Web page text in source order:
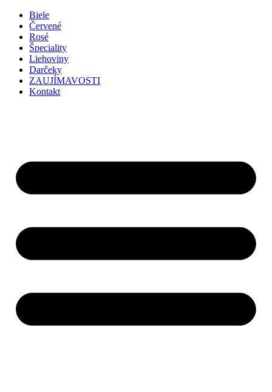
Preskočiť
obsah
Biele
Červené
Rosé
Špeciality
Liehoviny
Darčeky
ZAUJÍMAVOSTI
Kontakt